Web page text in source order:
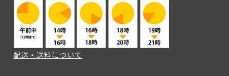
配送・送料について